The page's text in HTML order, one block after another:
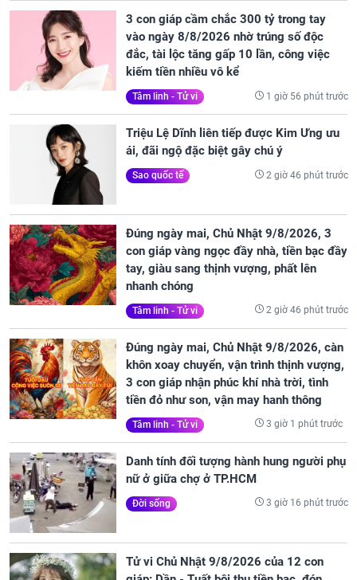
3 con giáp cầm chắc 300 tỷ trong tay
vào ngày 8/8/2026 nhờ trúng số độc
đắc, tài lộc tăng gấp 10 lần, công việc
kiếm tiền nhiều vô kể
Tâm linh - Tử vi 1 giờ 56 phút trước
Triệu Lệ Dĩnh liên tiếp được Kim Ưng ưu
ái, đãi ngộ đặc biệt gây chú ý
Sao quốc tế 2 giờ 46 phút trước
Đúng ngày mai, Chủ Nhật 9/8/2026, 3
con giáp vàng ngọc đầy nhà, tiền bạc đầy
tay, giàu sang thịnh vượng, phất lên
nhanh chóng
Tâm linh - Tử vi 2 giờ 46 phút trước
Đúng ngày mai, Chủ Nhật 9/8/2026, càn
khôn xoay chuyển, vận trình thịnh vượng,
3 con giáp nhận phúc khí nhà trời, tình
tiền đỏ như son, vận may hanh thông
Tâm linh - Tử vi 3 giờ 1 phút trước
Danh tính đối tượng hành hung người phụ
nữ ở giữa chợ ở TP.HCM
Đời sống 3 giờ 16 phút trước
Tử vi Chủ Nhật 9/8/2026 của 12 con